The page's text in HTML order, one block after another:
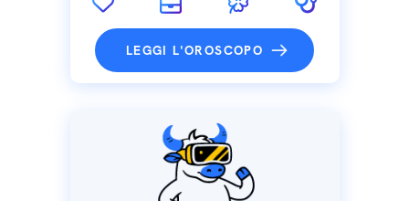
LEGGI L'OROSCOPO